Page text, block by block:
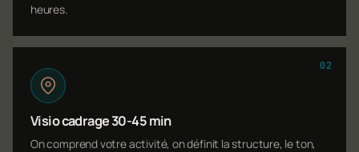
heures.
02
Visio cadrage 30-45 min
On comprend votre activité, on définit la structure, le ton,